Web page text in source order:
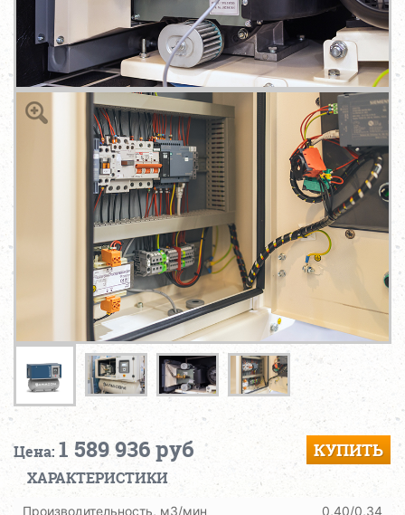
Цена: 1 589 936 руб КУПИТЬ
ХАРАКТЕРИСТИКИ
Производительность, м3/мин 0,40/0,34